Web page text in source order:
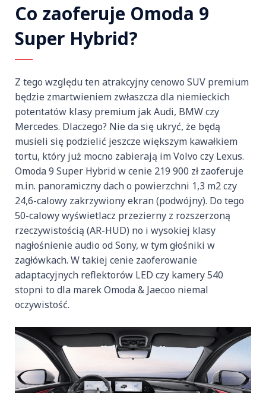
Co zaoferuje Omoda 9
Super Hybrid?
Z tego względu ten atrakcyjny cenowo SUV premium
będzie zmartwieniem zwłaszcza dla niemieckich
potentatów klasy premium jak Audi, BMW czy
Mercedes. Dlaczego? Nie da się ukryć, że będą
musieli się podzielić jeszcze większym kawałkiem
tortu, który już mocno zabierają im Volvo czy Lexus.
Omoda 9 Super Hybrid w cenie 219 900 zł zaoferuje
m.in. panoramiczny dach o powierzchni 1,3 m2 czy
24,6-calowy zakrzywiony ekran (podwójny). Do tego
50-calowy wyświetlacz przezierny z rozszerzoną
rzeczywistością (AR-HUD) no i wysokiej klasy
nagłośnienie audio od Sony, w tym głośniki w
zagłówkach. W takiej cenie zaoferowanie
adaptacyjnych reflektorów LED czy kamery 540
stopni to dla marek Omoda & Jaecoo niemal
oczywistość.